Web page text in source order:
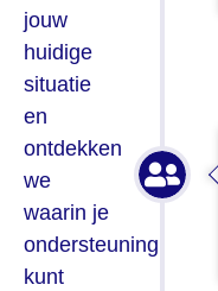
jouw
huidige
situatie
en
ontdekken
we
waarin je
ondersteuning
kunt